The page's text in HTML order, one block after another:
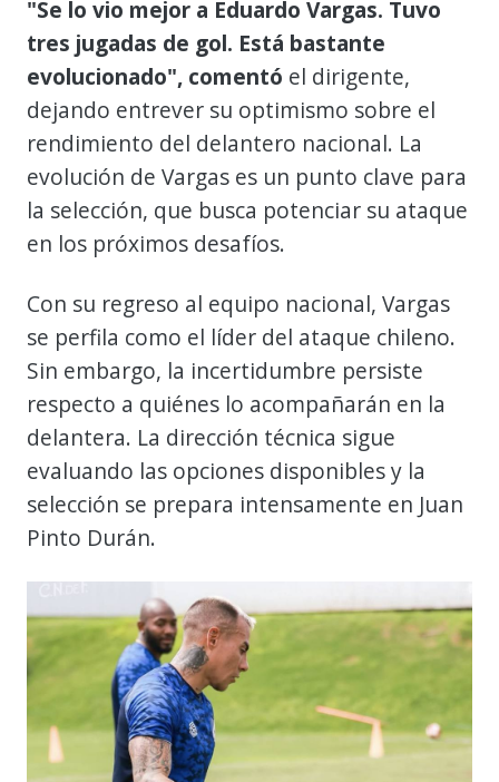
"Se lo vio mejor a Eduardo Vargas. Tuvo
tres jugadas de gol. Está bastante
evolucionado", comentó el dirigente,
dejando entrever su optimismo sobre el
rendimiento del delantero nacional. La
evolución de Vargas es un punto clave para
la selección, que busca potenciar su ataque
en los próximos desafíos.
Con su regreso al equipo nacional, Vargas
se perfila como el líder del ataque chileno.
Sin embargo, la incertidumbre persiste
respecto a quiénes lo acompañarán en la
delantera. La dirección técnica sigue
evaluando las opciones disponibles y la
selección se prepara intensamente en Juan
Pinto Durán.